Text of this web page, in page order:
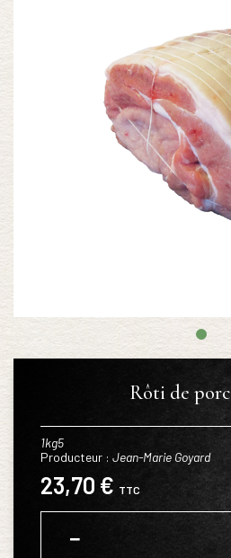
Rôti de porc
1kg5
Producteur : Jean-Marie Goyard
23,70 € TTC
−